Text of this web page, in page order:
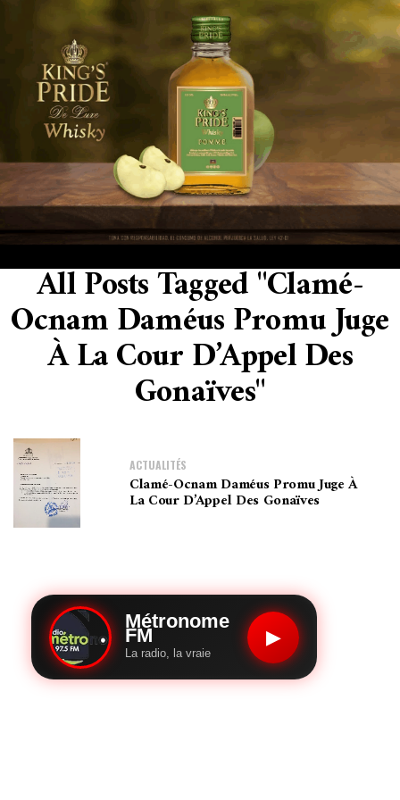
All Posts Tagged "Clamé-
Ocnam Daméus Promu Juge
À La Cour D’Appel Des
Gonaïves"
ACTUALITÉS
Clamé-Ocnam Daméus Promu Juge À
La Cour D’Appel Des Gonaïves
Métronome
FM
La radio, la vraie
▶